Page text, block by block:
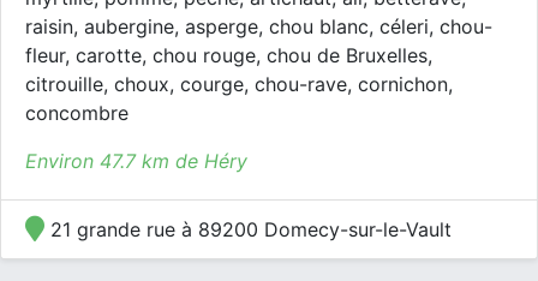
raisin, aubergine, asperge, chou blanc, céleri, chou-
fleur, carotte, chou rouge, chou de Bruxelles,
citrouille, choux, courge, chou-rave, cornichon,
concombre
Environ 47.7 km de Héry
21 grande rue à 89200 Domecy-sur-le-Vault